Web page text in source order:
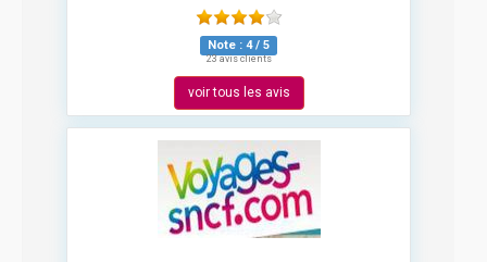
Note : 4/ 5
23 avis clients
voir tous les avis